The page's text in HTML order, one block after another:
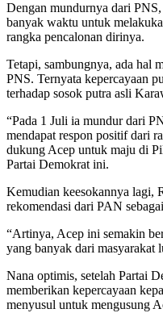
Dengan mundurnya dari
banyak waktu untuk
rangka pencalonan dirinya.
Tetapi, sambungnya, ada hal
PNS. Ternyata kepercayaan
terhadap sosok putra asli
“Pada 1 Juli ia mundur dari
mendapat respon positif dari
dukung Acep untuk maju di
Partai Demokrat ini.
Kemudian keesokannya lagi,
rekomendasi dari PAN
“Artinya, Acep ini semakin
yang banyak dari masyarakat
Nana optimis, setelah Partai
memberikan kepercayaan
menyusul untuk mengusung